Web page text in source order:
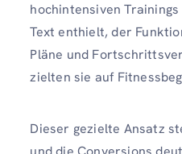
hochintensiven
Text enthielt, der
Pläne und
zielten sie auf
Dieser gezielte Ansatz